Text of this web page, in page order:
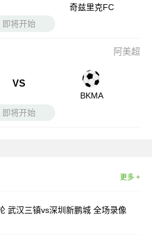
奇兹里克FC
即将开始
阿美超
VS
BKMA
即将开始
更多 +
武汉三镇vs深圳新鹏城 全场录像